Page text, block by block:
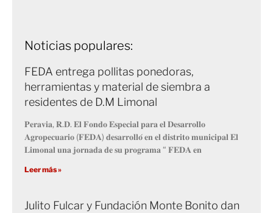
Noticias populares:
FEDA entrega pollitas ponedoras,
herramientas y material de siembra a
residentes de D.M Limonal
𝐏𝐞𝐫𝐚𝐯𝐢𝐚, 𝐑.𝐃. 𝐄𝐥 𝐅𝐨𝐧𝐝𝐨 𝐄𝐬𝐩𝐞𝐜𝐢𝐚𝐥 𝐩𝐚𝐫𝐚 𝐞𝐥 𝐃𝐞𝐬𝐚𝐫𝐫𝐨𝐥𝐥𝐨
𝐀𝐠𝐫𝐨𝐩𝐞𝐜𝐮𝐚𝐫𝐢𝐨 (𝐅𝐄𝐃𝐀) 𝐝𝐞𝐬𝐚𝐫𝐫𝐨𝐥𝐥𝐨́ 𝐞𝐧 𝐞𝐥 𝐝𝐢𝐬𝐭𝐫𝐢𝐭𝐨 𝐦𝐮𝐧𝐢𝐜𝐢𝐩𝐚𝐥 𝐄𝐥
𝐋𝐢𝐦𝐨𝐧𝐚𝐥 𝐮𝐧𝐚 𝐣𝐨𝐫𝐧𝐚𝐝𝐚 𝐝𝐞 𝐬𝐮 𝐩𝐫𝐨𝐠𝐫𝐚𝐦𝐚 “ 𝐅𝐄𝐃𝐀 𝐞𝐧
Leer más »
Julito Fulcar y Fundación Monte Bonito dan